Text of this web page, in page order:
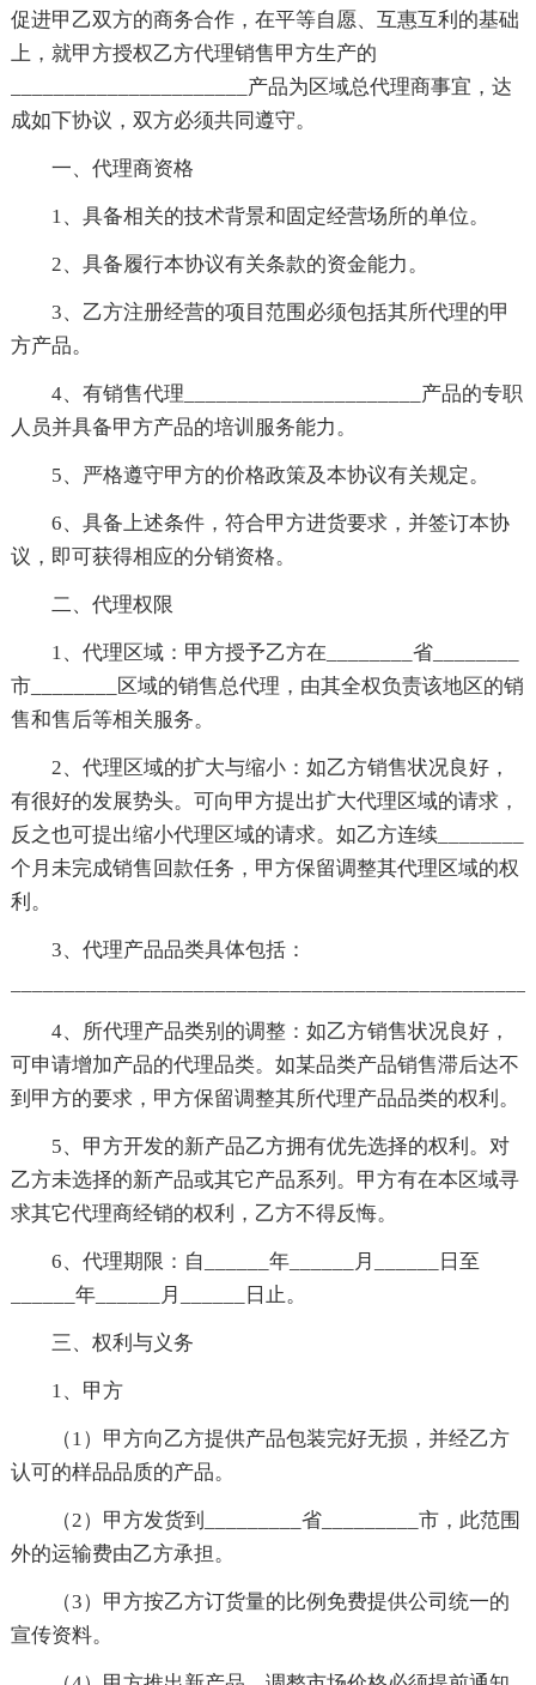
促进甲乙双方的商务合作，在平等自愿、互惠互利的基础
上，就甲方授权乙方代理销售甲方生产的
______________________产品为区域总代理商事宜，达
成如下协议，双方必须共同遵守。
一、代理商资格
1、具备相关的技术背景和固定经营场所的单位。
2、具备履行本协议有关条款的资金能力。
3、乙方注册经营的项目范围必须包括其所代理的甲
方产品。
4、有销售代理______________________产品的专职
人员并具备甲方产品的培训服务能力。
5、严格遵守甲方的价格政策及本协议有关规定。
6、具备上述条件，符合甲方进货要求，并签订本协
议，即可获得相应的分销资格。
二、代理权限
1、代理区域：甲方授予乙方在________省________
市________区域的销售总代理，由其全权负责该地区的销
售和售后等相关服务。
2、代理区域的扩大与缩小：如乙方销售状况良好，
有很好的发展势头。可向甲方提出扩大代理区域的请求，
反之也可提出缩小代理区域的请求。如乙方连续________
个月未完成销售回款任务，甲方保留调整其代理区域的权
利。
3、代理产品品类具体包括：
4、所代理产品类别的调整：如乙方销售状况良好，
可申请增加产品的代理品类。如某品类产品销售滞后达不
到甲方的要求，甲方保留调整其所代理产品品类的权利。
5、甲方开发的新产品乙方拥有优先选择的权利。对
乙方未选择的新产品或其它产品系列。甲方有在本区域寻
求其它代理商经销的权利，乙方不得反悔。
6、代理期限：自______年______月______日至
______年______月______日止。
三、权利与义务
1、甲方
（1）甲方向乙方提供产品包装完好无损，并经乙方
认可的样品品质的产品。
（2）甲方发货到_________省_________市，此范围
外的运输费由乙方承担。
（3）甲方按乙方订货量的比例免费提供公司统一的
宣传资料。